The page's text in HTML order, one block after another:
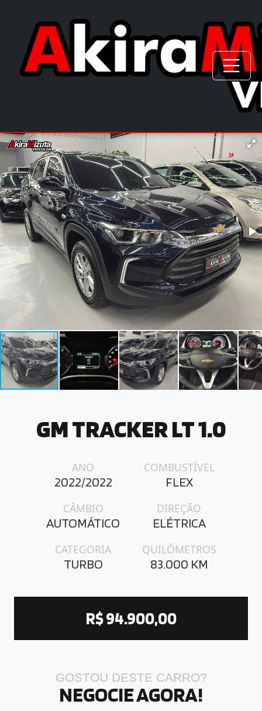
GM TRACKER LT 1.0
ANO
2022/2022
COMBUSTÍVEL
FLEX
CÂMBIO
AUTOMÁTICO
DIREÇÃO
ELÉTRICA
CATEGORIA
TURBO
QUILÔMETROS
83.000 KM
R$ 94.900,00
GOSTOU DESTE CARRO?
NEGOCIE AGORA!